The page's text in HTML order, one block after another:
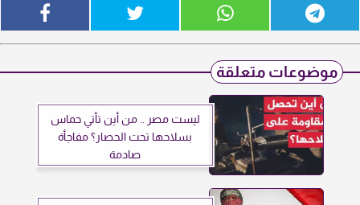
موضوعات متعلقة
ليست مصر .. من أين تأتي حماس
بسلاحها تحت الحصار؟ مفاجأة
صادمة